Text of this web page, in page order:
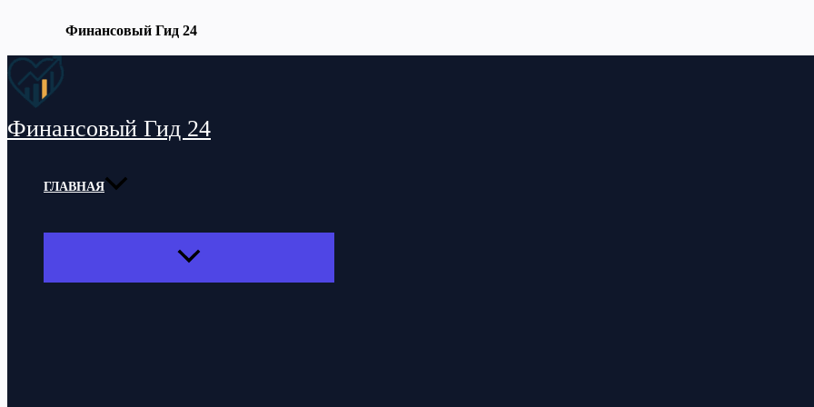
Финансовый Гид 24
Перейти
содержимому
Финансовый Гид 24
ГЛАВНАЯ
ПЕРЕКЛЮЧАТЕЛЬ